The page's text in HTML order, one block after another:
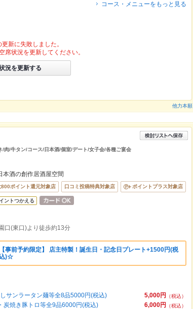
コース・メニューをもっと見る
新に失敗しました。
席状況を更新してください。
況を更新する
他力本願
/肉/牛タン/コース/日本酒/個室/デート/女子会/各種ご宴会
本酒の創作居酒屋空間
800ポイント還元対象店 口コミ投稿特典対象店 ポイントプラス対象店
ントつかえる
口(東口)より徒歩約13分
【事前予約限定】 店主特製！誕生日・記念日プレート+1500円(税
)☆
5,000円
（税込）
サンラータン麺等全8品5000円(税込)
6,000円
（税込）
炭焼き豚トロ等全9品6000円(税込)